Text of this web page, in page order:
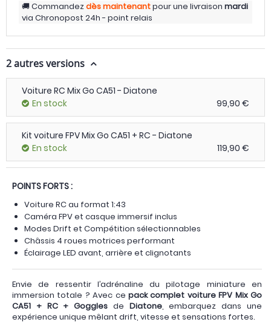
Commandezdès maintenantpour une livraison mardi
via Chronopost 24h - point relais
2 autres versions
Voiture RC Mix Go CA51 - Diatone
En stock
99,90 €
Kit voiture FPV Mix Go CA51 + RC - Diatone
En stock
119,90 €
POINTS FORTS :
Voiture RC au format 1:43
Caméra FPV et casque immersif inclus
Modes Drift et Compétition sélectionnables
Châssis 4 roues motrices performant
Éclairage LED avant, arrière et clignotants
Envie de ressentir l’adrénaline du pilotage miniature en
immersion totale ? Avec ce pack complet voiture FPV Mix Go
CA51 + RC + Goggles de Diatone, embarquez dans une
expérience unique mêlant drift, vitesse et sensations fortes.